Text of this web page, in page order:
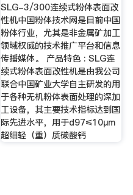
SLG-3/300连续式粉体表面改
性机中国粉体技术网是目前中国
粉体行业，尤其是非金属矿加工
领域权威的技术推广平台和信息
传播媒体。 产品特色 : SLG连
续式粉体表面改性机是由我公司
联合中国矿业大学自主研发的用
于各种无机粉体表面处理的深加
工设备，其主要技术指标达到国
际先进水平，用于d97≤10μm
超细轻（重）质碳酸钙